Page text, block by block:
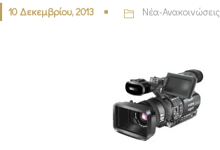
10 Δεκεμβρίου, 2013 Νέα-Ανακοινώσεις